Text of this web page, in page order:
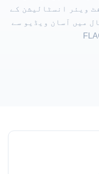
ویئر انسٹالیشن کے
میں آسان ویڈیو سے